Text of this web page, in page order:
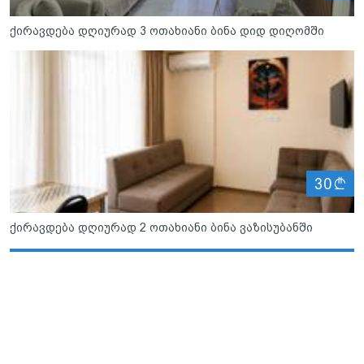
ქირავდება დღიურად 3 ოთახიანი ბინა დიდ დიღომში
30
ქირავდება დღიურად 2 ოთახიანი ბინა ვაზისუბანში